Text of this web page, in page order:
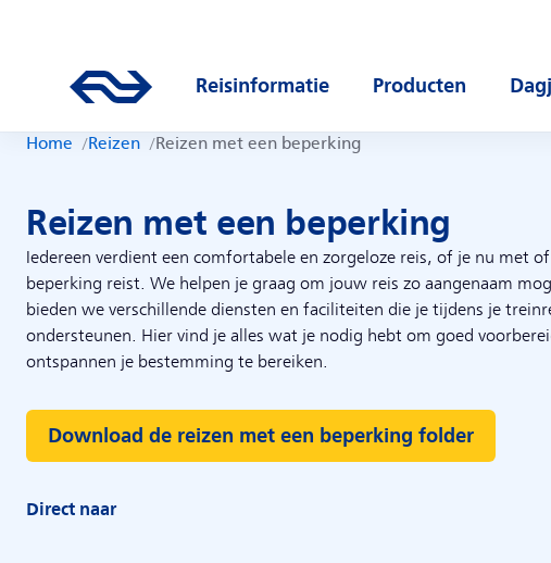
Ga naar de homepage van ns.nl
Reisinformatie
Producten
Home Reizen Reizen met een beperking
Reizen met een beperking
Iedereen verdient een comfortabele en zorgeloze reis, of je nu met
beperking reist. We helpen je graag om jouw reis zo aangenaam
bieden we verschillende diensten en faciliteiten die je tijdens je
ondersteunen. Hier vind je alles wat je nodig hebt om goed
ontspannen je bestemming te bereiken.
Download de reizen met een beperking folder
Direct naar